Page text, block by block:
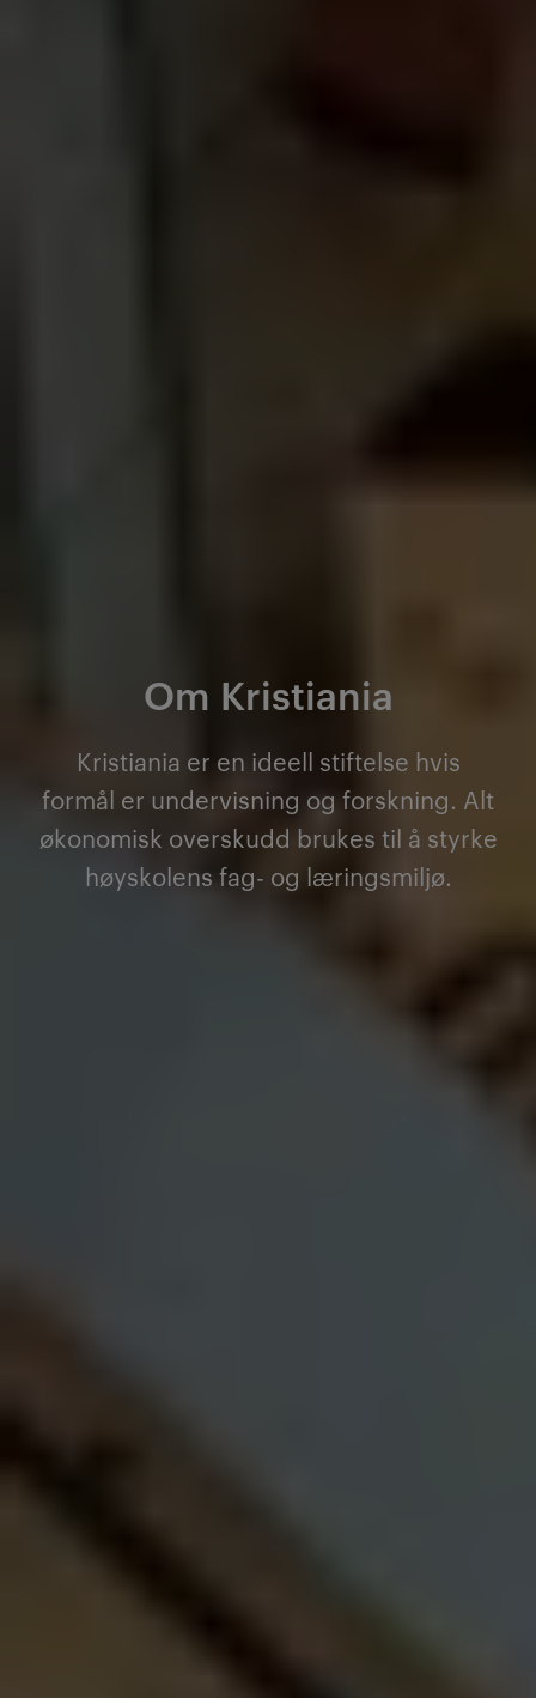
Om Kristiania
Kristiania er en ideell stiftelse hvis
formål er undervisning og forskning. Alt
økonomisk overskudd brukes til å styrke
høyskolens fag- og læringsmiljø.